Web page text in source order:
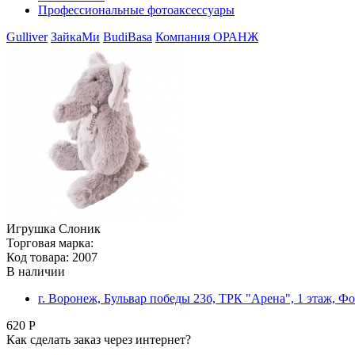
Профессиональные фотоаксессуары
Gulliver ЗайкаМи BudiBasa Компания ОРАНЖ
Игрушка Слоник
Торговая марка:
Код товара: 2007
В наличии
г. Воронеж, Бульвар победы 23б, ТРК "Арена", 1 этаж,
620 Р
Как сделать заказ через интернет?